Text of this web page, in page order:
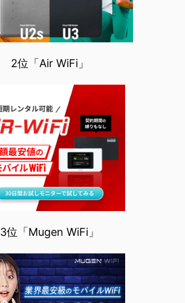
2位「Air WiFi」
3位「Mugen WiFi」